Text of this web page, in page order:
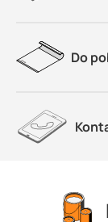
Do